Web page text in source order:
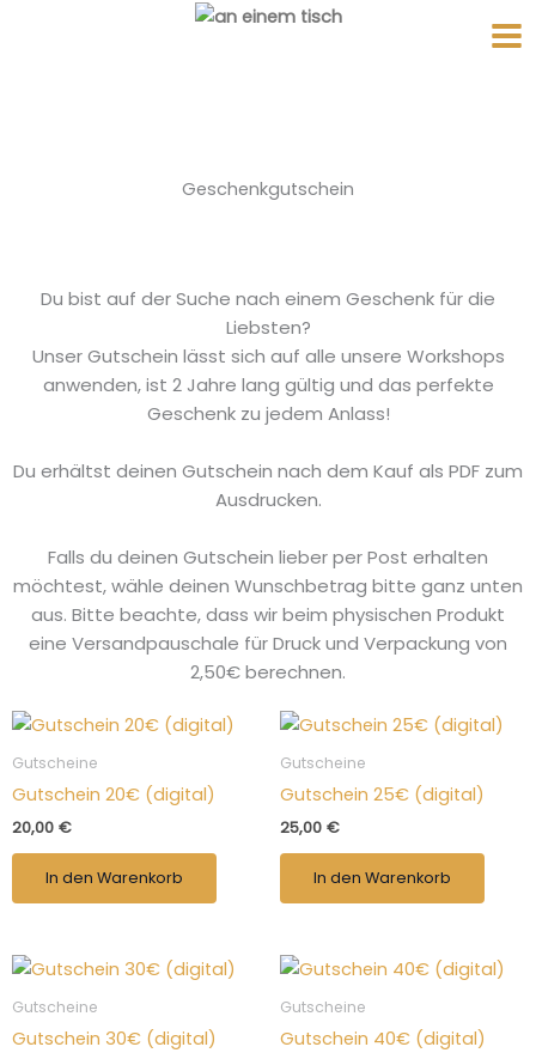
Geschenkgutschein
Du bist auf der Suche nach einem Geschenk für die
Liebsten?
Unser Gutschein lässt sich auf alle unsere Workshops
anwenden, ist 2 Jahre lang gültig und das perfekte
Geschenk zu jedem Anlass!
Du erhältst deinen Gutschein nach dem Kauf als PDF zum
Ausdrucken.
Falls du deinen Gutschein lieber per Post erhalten
möchtest, wähle deinen Wunschbetrag bitte ganz unten
aus. Bitte beachte, dass wir beim physischen Produkt
eine Versandpauschale für Druck und Verpackung von
2,50€ berechnen.
Gutscheine
Gutschein 20€ (digital)
20,00 €
In den Warenkorb
Gutscheine
Gutschein 25€ (digital)
25,00 €
In den Warenkorb
Gutscheine
Gutschein 30€ (digital)
Gutscheine
Gutschein 40€ (digital)